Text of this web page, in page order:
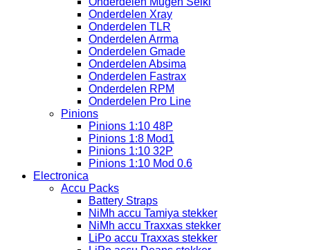
Onderdelen Xray
Onderdelen TLR
Onderdelen Arrma
Onderdelen Gmade
Onderdelen Absima
Onderdelen Fastrax
Onderdelen RPM
Onderdelen Pro Line
Pinions
Pinions 1:10 48P
Pinions 1:8 Mod1
Pinions 1:10 32P
Pinions 1:10 Mod 0.6
Electronica
Accu Packs
Battery Straps
NiMh accu Tamiya stekker
NiMh accu Traxxas stekker
LiPo accu Traxxas stekker